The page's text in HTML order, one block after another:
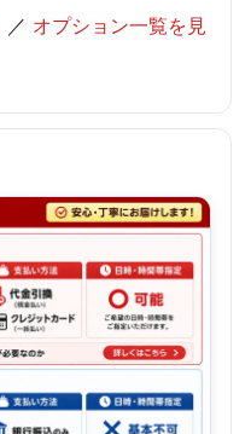
／ オプション一覧を見